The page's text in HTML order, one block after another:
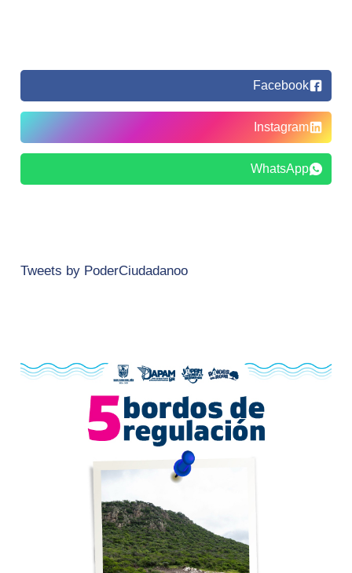
Facebook
Instagram
WhatsApp
Tweets by PoderCiudadanoo